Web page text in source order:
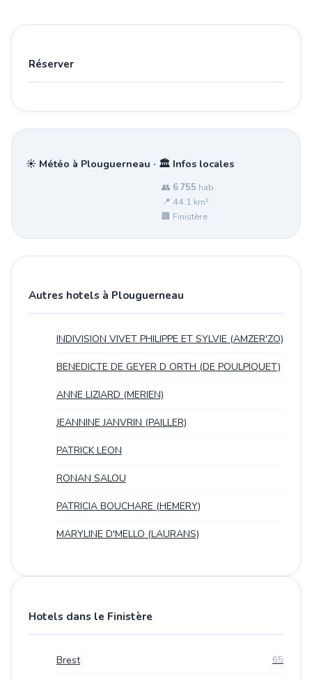
Réserver
☀️ Météo à Plouguerneau · 🏛️ Infos locales
👥 6 755 hab.
📍 44.1 km²
🏢 Finistère
Autres hotels à Plouguerneau
INDIVISION VIVET PHILIPPE ET SYLVIE (AMZER'ZO)
BENEDICTE DE GEYER D ORTH (DE POULPIQUET)
ANNE LIZIARD (MERIEN)
JEANNINE JANVRIN (PAILLER)
PATRICK LEON
RONAN SALOU
PATRICIA BOUCHARE (HEMERY)
MARYLINE D'MELLO (LAURANS)
Hotels dans le Finistère
Brest 65